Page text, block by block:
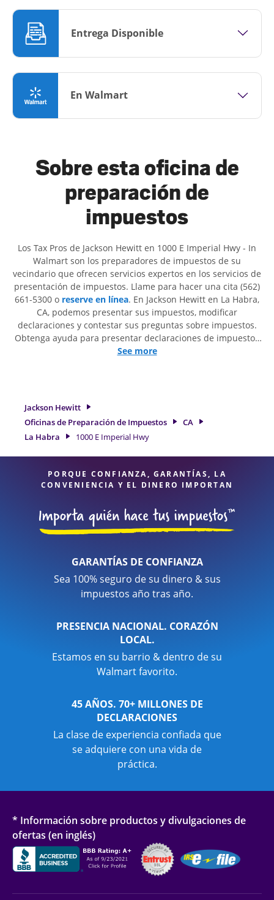
Entrega Disponible
En Walmart
Sobre esta oficina de
preparación de
impuestos
Los Tax Pros de Jackson Hewitt en 1000 E Imperial Hwy - In
Walmart son ​​los preparadores de impuestos de su
vecindario que ofrecen servicios expertos en los servicios de
presentación de impuestos. Llame para hacer una cita (562)
661-5300 o reserve en línea. En Jackson Hewitt en La Habra,
CA, podemos presentar sus impuestos, modificar
declaraciones y contestar sus preguntas sobre impuestos.
Obtenga ayuda para presentar declaraciones de impuestos
simples o situaciones más complejas, como los impuestos
necesita servicios de preparación de impuestos en La Habra,
CA, la ubicación de Jackson Hewitt en 1000 E Imperial Hwy es
una opción excelente. Con nuestros expertos profesionales
de impuestos, atención al detalle y diversidad de servicios
See more
Jackson Hewitt
Oficinas de Preparación de Impuestos
CA
La Habra
1000 E Imperial Hwy
PORQUE CONFIANZA, GARANTÍAS, LA
CONVENIENCIA Y EL DINERO IMPORTAN
GARANTÍAS DE CONFIANZA
Sea 100% seguro de su dinero & sus
impuestos año tras año.
PRESENCIA NACIONAL. CORAZÓN
LOCAL.
Estamos en su barrio & dentro de su
Walmart favorito.
45 AÑOS. 70+ MILLONES DE
DECLARACIONES
La clase de experiencia confiada que
se adquiere con una vida de
práctica.
* Información sobre productos y divulgaciones de
ofertas (en inglés)